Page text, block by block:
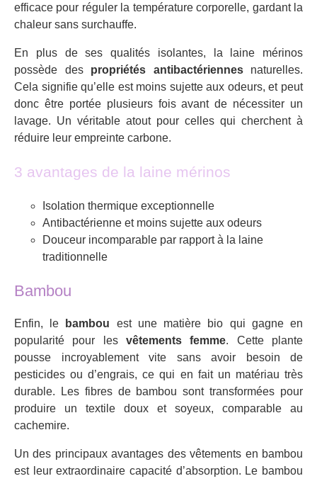
efficace pour réguler la température corporelle, gardant la
chaleur sans surchauffe.
En plus de ses qualités isolantes, la laine mérinos
possède des propriétés antibactériennesnaturelles.
Cela signifie qu’elle est moins sujette aux odeurs, et peut
donc être portée plusieurs fois avant de nécessiter un
lavage. Un véritable atout pour celles qui cherchent à
réduire leur empreinte carbone.
3 avantages de la laine mérinos
Isolation thermique exceptionnelle
Antibactérienne et moins sujette aux odeurs
Douceur incomparable par rapport à la laine
traditionnelle
Bambou
Enfin, le bambou est une matière bio qui gagne en
popularité pour les vêtements femme. Cette plante
pousse incroyablement vite sans avoir besoin de
pesticides ou d’engrais, ce qui en fait un matériau très
durable. Les fibres de bambou sont transformées pour
produire un textile doux et soyeux, comparable au
cachemire.
Un des principaux avantages des vêtements en bambou
est leur extraordinaire capacité d’absorption. Le bambou